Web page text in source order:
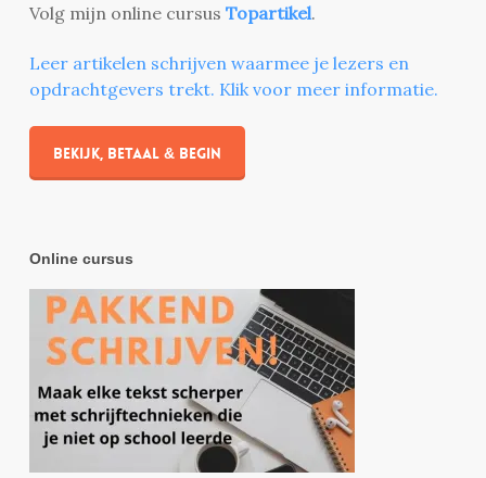
Volg mijn online cursus Topartikel.
Leer artikelen schrijven waarmee je lezers en
opdrachtgevers trekt. Klik voor meer informatie.
Bekijk, betaal & begin
Online cursus